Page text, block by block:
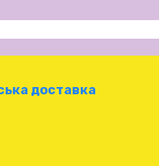
доставка